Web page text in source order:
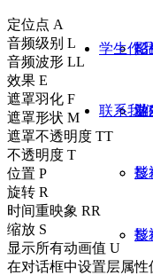
招
业
影
游
影
影
学生作
学
技
技
联系我
定位点 A
音频级别 L
音频波形 LL
效果 E
遮罩羽化 F
遮罩形状 M
遮罩不透明度 TT
不透明度 T
位置 P
旋转 R
时间重映象 RR
缩放 S
显示所有动画值 U
在对话框中设置层属性